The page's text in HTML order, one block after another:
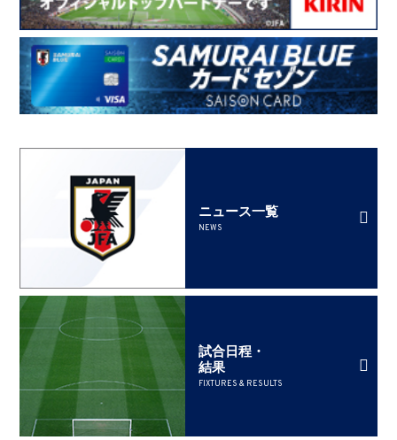
ニュース一覧
NEWS
試合日程・
結果
FIXTURES & RESULTS